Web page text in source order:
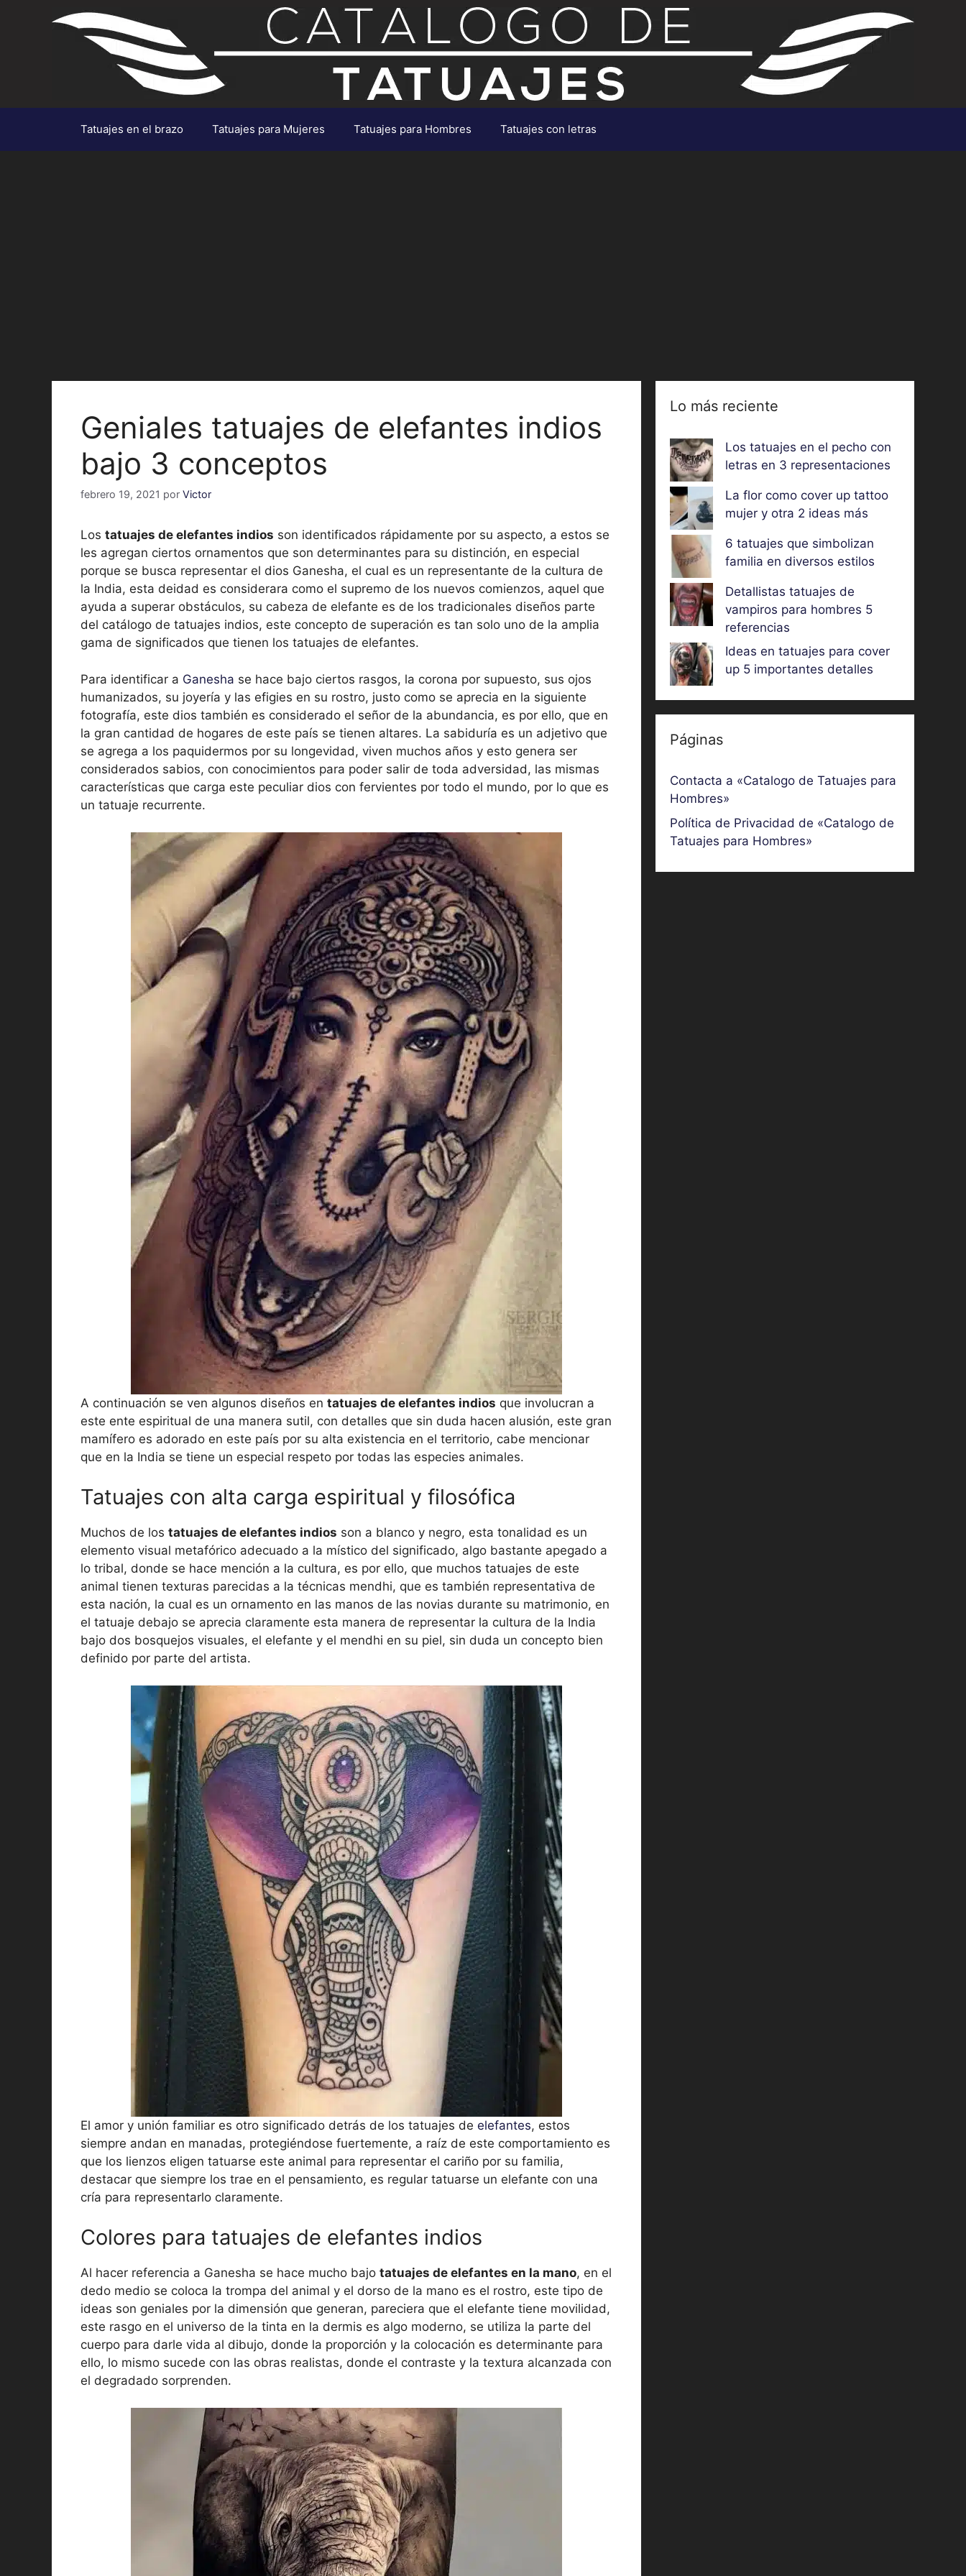
Tatuajes en el brazo Tatuajes para Mujeres Tatuajes para Hombres Tatuajes con letras
Geniales tatuajes de elefantes indios
bajo 3 conceptos
febrero 19, 2021 por Victor
Los tatuajes de elefantes indios son identificados rápidamente por su aspecto, a estos se
les agregan ciertos ornamentos que son determinantes para su distinción, en especial
porque se busca representar el dios Ganesha, el cual es un representante de la cultura de
la India, esta deidad es considerara como el supremo de los nuevos comienzos, aquel que
ayuda a superar obstáculos, su cabeza de elefante es de los tradicionales diseños parte
del catálogo de tatuajes indios, este concepto de superación es tan solo uno de la amplia
gama de significados que tienen los tatuajes de elefantes.
Para identificar a Ganesha se hace bajo ciertos rasgos, la corona por supuesto, sus ojos
humanizados, su joyería y las efigies en su rostro, justo como se aprecia en la siguiente
fotografía, este dios también es considerado el señor de la abundancia, es por ello, que en
la gran cantidad de hogares de este país se tienen altares. La sabiduría es un adjetivo que
se agrega a los paquidermos por su longevidad, viven muchos años y esto genera ser
considerados sabios, con conocimientos para poder salir de toda adversidad, las mismas
características que carga este peculiar dios con fervientes por todo el mundo, por lo que es
un tatuaje recurrente.
A continuación se ven algunos diseños en tatuajes de elefantes indios que involucran a
este ente espiritual de una manera sutil, con detalles que sin duda hacen alusión, este gran
mamífero es adorado en este país por su alta existencia en el territorio, cabe mencionar
que en la India se tiene un especial respeto por todas las especies animales.
Tatuajes con alta carga espiritual y filosófica
Muchos de los tatuajes de elefantes indios son a blanco y negro, esta tonalidad es un
elemento visual metafórico adecuado a la místico del significado, algo bastante apegado a
lo tribal, donde se hace mención a la cultura, es por ello, que muchos tatuajes de este
animal tienen texturas parecidas a la técnicas mendhi, que es también representativa de
esta nación, la cual es un ornamento en las manos de las novias durante su matrimonio, en
el tatuaje debajo se aprecia claramente esta manera de representar la cultura de la India
bajo dos bosquejos visuales, el elefante y el mendhi en su piel, sin duda un concepto bien
definido por parte del artista.
El amor y unión familiar es otro significado detrás de los tatuajes de elefantes, estos
siempre andan en manadas, protegiéndose fuertemente, a raíz de este comportamiento es
que los lienzos eligen tatuarse este animal para representar el cariño por su familia,
destacar que siempre los trae en el pensamiento, es regular tatuarse un elefante con una
cría para representarlo claramente.
Colores para tatuajes de elefantes indios
Al hacer referencia a Ganesha se hace mucho bajo tatuajes de elefantes en la mano, en el
dedo medio se coloca la trompa del animal y el dorso de la mano es el rostro, este tipo de
ideas son geniales por la dimensión que generan, pareciera que el elefante tiene movilidad,
este rasgo en el universo de la tinta en la dermis es algo moderno, se utiliza la parte del
cuerpo para darle vida al dibujo, donde la proporción y la colocación es determinante para
ello, lo mismo sucede con las obras realistas, donde el contraste y la textura alcanzada con
el degradado sorprenden.
Lo más reciente
Los tatuajes en el pecho con
letras en 3 representaciones
La flor como cover up tattoo
mujer y otra 2 ideas más
6 tatuajes que simbolizan
familia en diversos estilos
Detallistas tatuajes de
vampiros para hombres 5
referencias
Ideas en tatuajes para cover
up 5 importantes detalles
Páginas
Contacta a «Catalogo de Tatuajes para
Hombres»
Política de Privacidad de «Catalogo de
Tatuajes para Hombres»